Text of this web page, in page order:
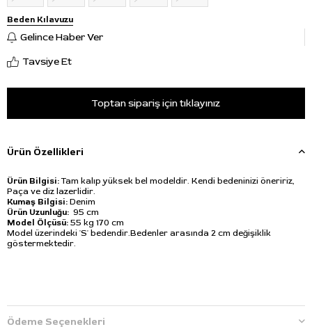
Beden Kılavuzu
Gelince Haber Ver
Tavsiye Et
Toptan sipariş için tıklayınız
Ürün Özellikleri
Ürün Bilgisi: Tam kalıp yüksek bel modeldir. Kendi bedeninizi öneririz,
Paça ve diz lazerlidir.
Kumaş Bilgisi: Denim
Ürün Uzunluğu: 95 cm
Model Ölçüsü: 55 kg 170 cm
Model üzerindeki 'S' bedendir.Bedenler arasında 2 cm değişiklik
göstermektedir.
Ödeme Seçenekleri